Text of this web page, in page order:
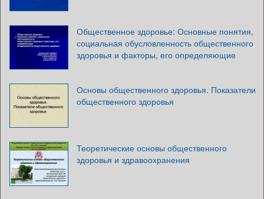
Общественное здоровье: Основные понятия,
социальная обусловленность общественного
здоровья и факторы, его определяющие
Основы общественного здоровья. Показатели
общественного здоровья
Теоретические основы общественного
здоровья и здравоохранения